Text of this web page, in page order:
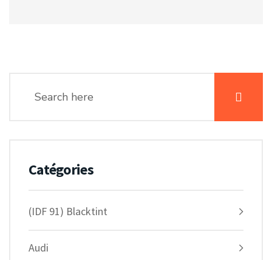
Catégories
(IDF 91) Blacktint
Audi